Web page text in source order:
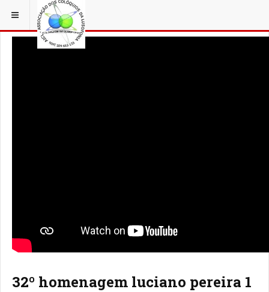
ESTÁ EM... 3 COLÓQUIOS
32º homenagem luciano pereira 1